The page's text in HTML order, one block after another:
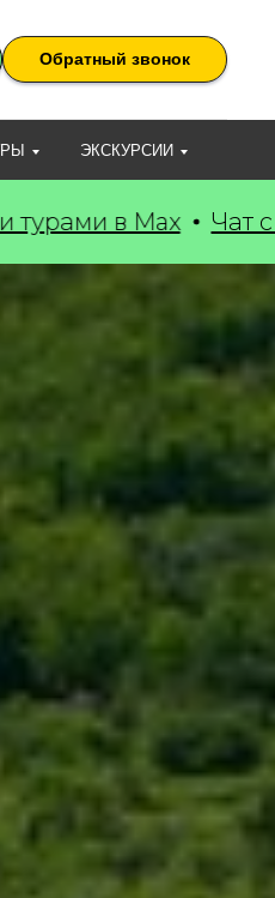
Обратный звонок
ЭКСКУРСИИ
с экскурсиями и